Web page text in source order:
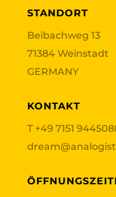
STANDORT
Beibachweg 13
71384 Weinstadt
GERMANY
KONTAKT
T +49 7151